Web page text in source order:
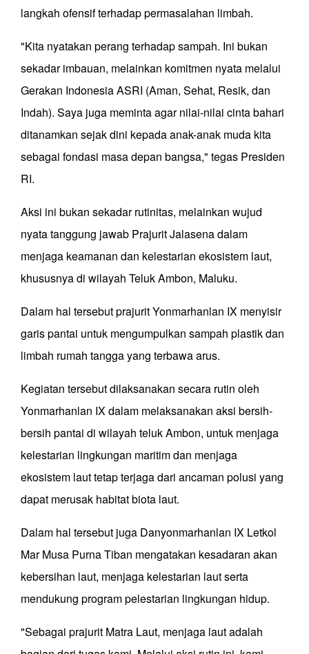
langkah ofensif terhadap permasalahan limbah.
"Kita nyatakan perang terhadap sampah. Ini bukan
sekadar imbauan, melainkan komitmen nyata melalui
Gerakan Indonesia ASRI (Aman, Sehat, Resik, dan
Indah). Saya juga meminta agar nilai-nilai cinta bahari
ditanamkan sejak dini kepada anak-anak muda kita
sebagai fondasi masa depan bangsa," tegas Presiden
RI.
Aksi ini bukan sekadar rutinitas, melainkan wujud
nyata tanggung jawab Prajurit Jalasena dalam
menjaga keamanan dan kelestarian ekosistem laut,
khususnya di wilayah Teluk Ambon, Maluku.
Dalam hal tersebut prajurit Yonmarhanlan IX menyisir
garis pantai untuk mengumpulkan sampah plastik dan
limbah rumah tangga yang terbawa arus.
Kegiatan tersebut dilaksanakan secara rutin oleh
Yonmarhanlan IX dalam melaksanakan aksi bersih-
bersih pantai di wilayah teluk Ambon, untuk menjaga
kelestarian lingkungan maritim dan menjaga
ekosistem laut tetap terjaga dari ancaman polusi yang
dapat merusak habitat biota laut.
Dalam hal tersebut juga Danyonmarhanlan IX Letkol
Mar Musa Purna Tiban mengatakan kesadaran akan
kebersihan laut, menjaga kelestarian laut serta
mendukung program pelestarian lingkungan hidup.
"Sebagai prajurit Matra Laut, menjaga laut adalah